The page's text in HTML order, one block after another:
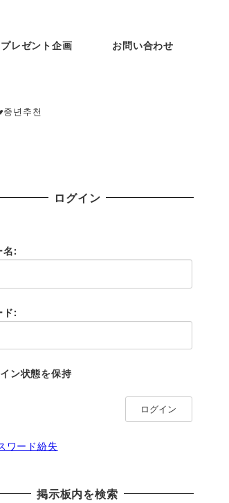
プレゼント企画 お問い合わせ
년추천
ログイン
名:
ド:
ン状態を保持
ログイン
ワード紛失
掲示板内を検索